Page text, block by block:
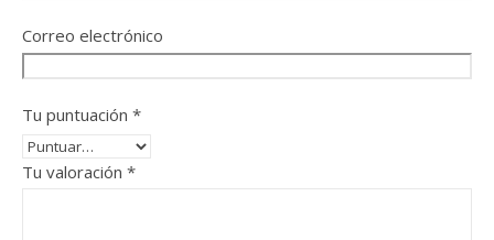
Correo electrónico
Tu puntuación *
Tu valoración *